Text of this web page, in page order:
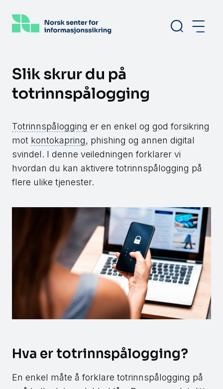
hovedinnhold
Slik skrur du på
totrinnspålogging
Totrinnspålogging er en enkel og god forsikring
mot kontokapring, phishing og annen digital
svindel. I denne veiledningen forklarer vi
hvordan du kan aktivere totrinnspålogging på
flere ulike tjenester.
Hva er totrinnspålogging?
En enkel måte å forklare totrinnspålogging på